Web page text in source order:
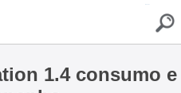
1.4 consumo e